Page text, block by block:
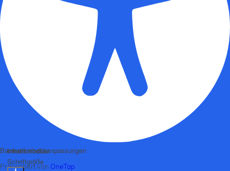
Barrierefreiheitsanpassungen
Präsentiert von OneTap
Inhaltsmodule
Schriftgröße